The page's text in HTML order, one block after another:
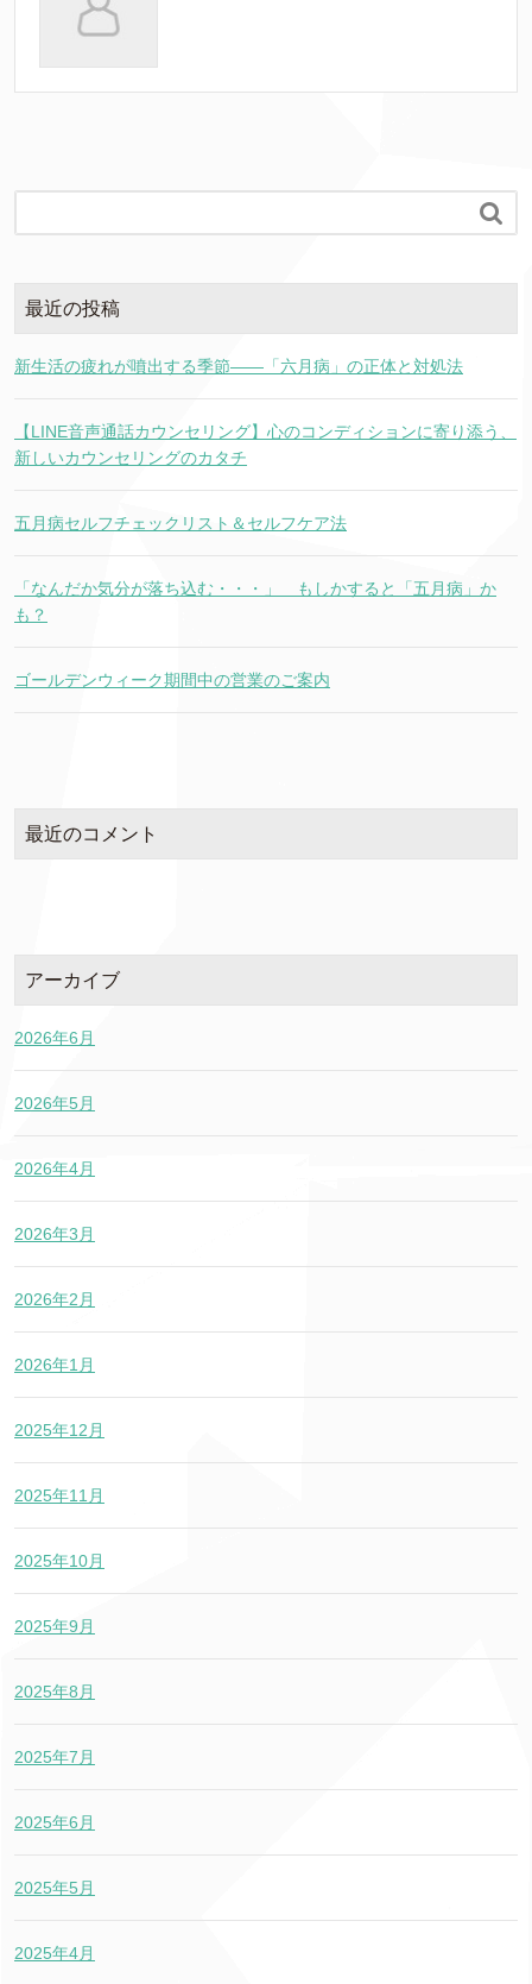

最近の投稿
新生活の疲れが噴出する季節――「六月病」の正体と対処法
【LINE音声通話カウンセリング】心のコンディションに寄り添う、
新しいカウンセリングのカタチ
五月病セルフチェックリスト＆セルフケア法
「なんだか気分が落ち込む・・・」 もしかすると「五月病」か
も？
ゴールデンウィーク期間中の営業のご案内
最近のコメント
アーカイブ
2026年6月
2026年5月
2026年4月
2026年3月
2026年2月
2026年1月
2025年12月
2025年11月
2025年10月
2025年9月
2025年8月
2025年7月
2025年6月
2025年5月
2025年4月